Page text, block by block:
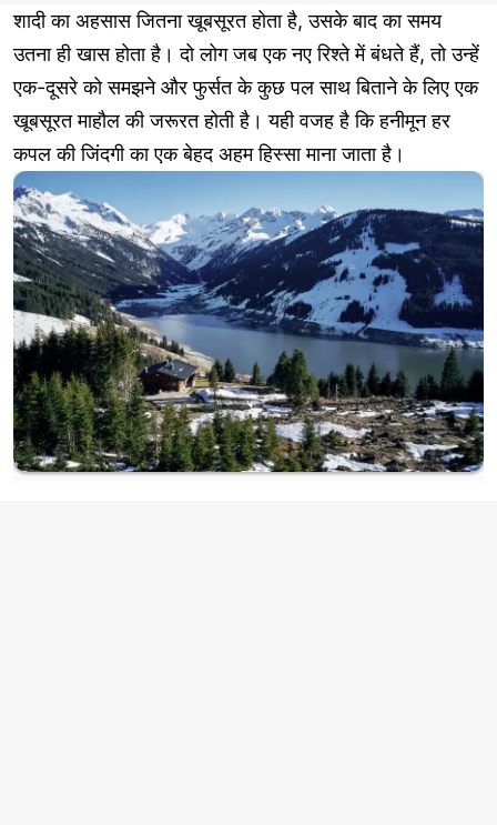
शादी का अहसास जितना खूबसूरत होता है, उसके बाद का समय
उतना ही खास होता है। दो लोग जब एक नए रिश्ते में बंधते हैं, तो उन्हें
एक-दूसरे को समझने और फुर्सत के कुछ पल साथ बिताने के लिए एक
खूबसूरत माहौल की जरूरत होती है। यही वजह है कि हनीमून हर
कपल की जिंदगी का एक बेहद अहम हिस्सा माना जाता है।